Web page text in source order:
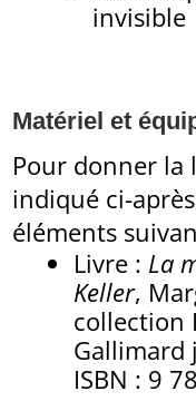
invisible
Matériel et
Pour donner la
indiqué ci-
éléments
Livre : La
Keller,
collection
Gallimard
ISBN : 9